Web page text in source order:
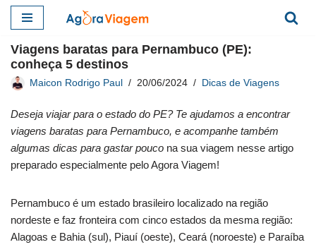
para
o
conteúdo
Viagens baratas para Pernambuco (PE):
conheça 5 destinos
Maicon Rodrigo Paul 20/06/2024 Dicas de Viagens
Deseja viajar para o estado do PE? Te ajudamos a encontrar
viagens baratas para Pernambuco, e acompanhe também
algumas dicas para gastar pouco na sua viagem nesse artigo
preparado especialmente pelo Agora Viagem!
Pernambuco é um estado brasileiro localizado na região
nordeste e faz fronteira com cinco estados da mesma região:
Alagoas e Bahia (sul), Piauí (oeste), Ceará (noroeste) e Paraíba